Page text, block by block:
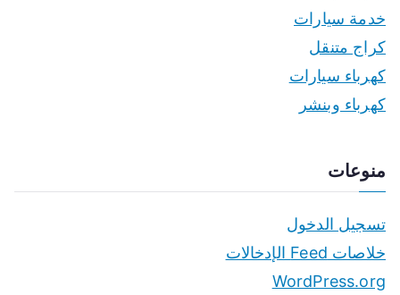
خدمة سيارات
كراج متنقل
كهرباء سيارات
كهرباء وبنشر
منوعات
تسجيل الدخول
خلاصات Feed الإدخالات
WordPress.org